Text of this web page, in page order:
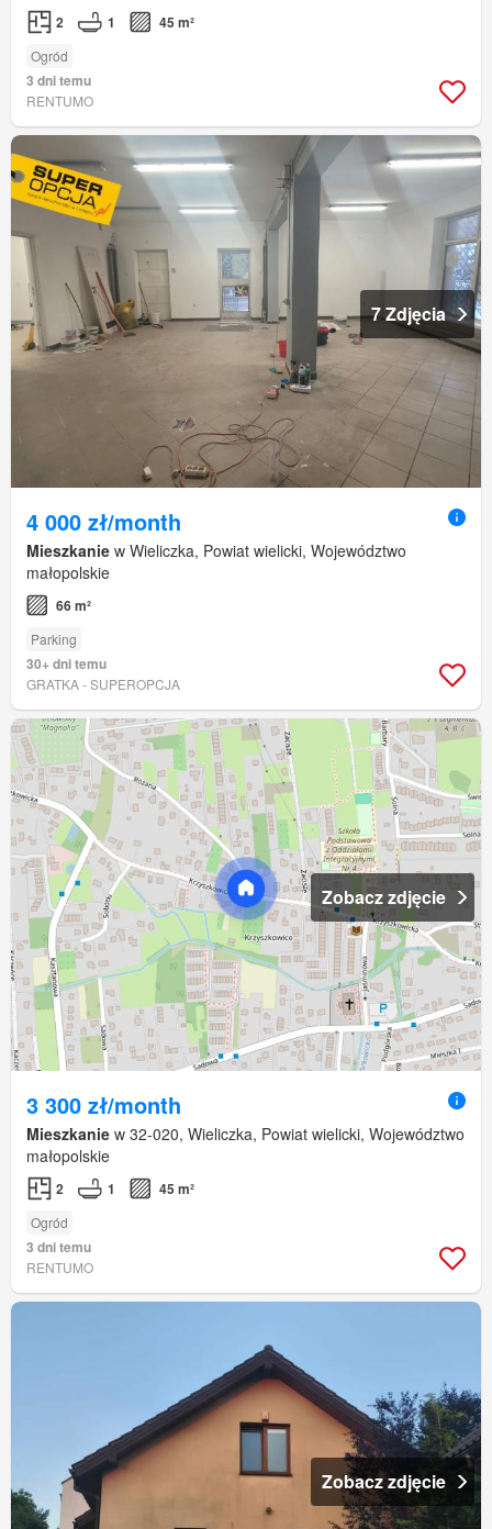
2 1 45 m²
Ogród
3 dni temu
RENTUMO
7 Zdjęcia
4 000 zł/month
Mieszkanie w Wieliczka, Powiat wielicki, Województwo
małopolskie
66 m²
Parking
30+ dni temu
GRATKA - SUPEROPCJA
Zobacz zdjęcie
3 300 zł/month
Mieszkanie w 32-020, Wieliczka, Powiat wielicki, Województwo
małopolskie
2 1 45 m²
Ogród
3 dni temu
RENTUMO
Zobacz zdjęcie